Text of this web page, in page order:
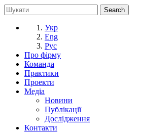
Укр
Eng
Рус
Про фірму
Команда
Практики
Проекти
Медіа
Новини
Публікації
Дослідження
Контакти